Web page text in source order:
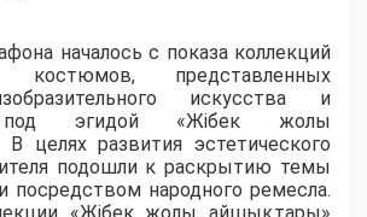
началось с показа коллекций
костюмов, представленных
искусства и
под эгидой «Жібек жолы
целях развития эстетического
подошли к раскрытию темы
посредством народного ремесла.